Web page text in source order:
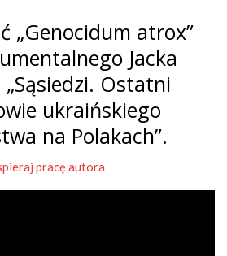
„Genocidum atrox”
Jacka
Ostatni
ukraińskiego
na Polakach”.
pracę autora